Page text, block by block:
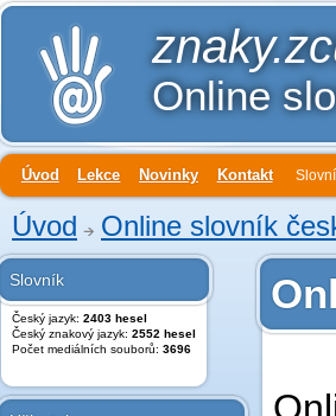
Online
Úvod Lekce Novinky Kontakt
Úvod Online slovník
Slovník
Český jazyk: 2403 hesel
Český znakový jazyk: 2552 hesel
Počet mediálních souborů: 3696